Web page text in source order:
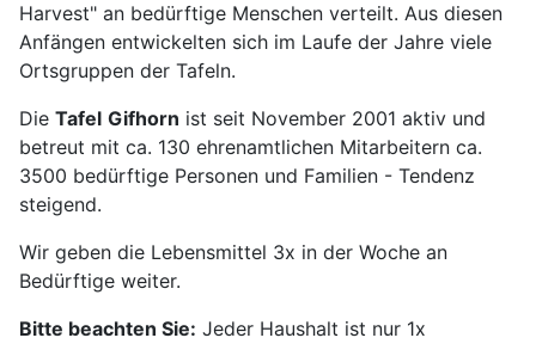
Harvest" an bedürftige Menschen verteilt. Aus diesen
Anfängen entwickelten sich im Laufe der Jahre viele
Ortsgruppen der Tafeln.
Die Tafel Gifhorn ist seit November 2001 aktiv und
betreut mit ca. 130 ehrenamtlichen Mitarbeitern ca.
3500 bedürftige Personen und Familien - Tendenz
steigend.
Wir geben die Lebensmittel 3x in der Woche an
Bedürftige weiter.
Bitte beachten Sie: Jeder Haushalt ist nur 1x